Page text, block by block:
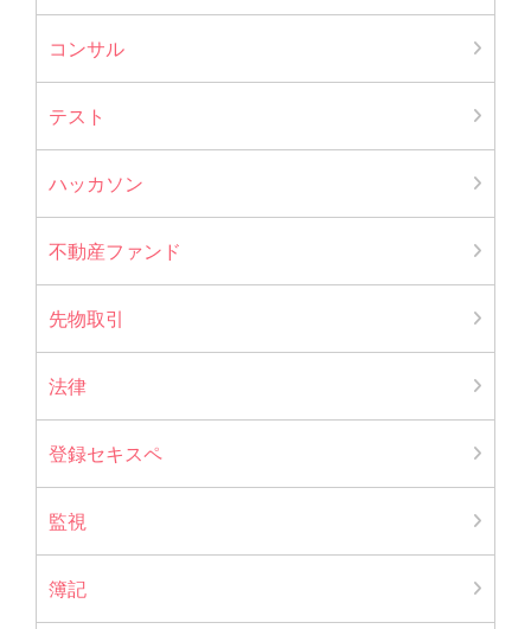
コンサル
テスト
ハッカソン
不動産ファンド
先物取引
法律
登録セキスペ
監視
簿記